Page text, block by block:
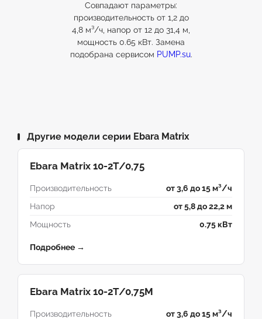
Совпадают параметры:
производительность от 1,2 до
4,8 м³/ч, напор от 12 до 31,4 м,
мощность 0.65 кВт. Замена
подобрана сервисом PUMP.su.
Другие модели серии Ebara Matrix
Ebara Matrix 10-2T/0,75
Производительность
от 3,6 до 15 м³/ч
Напор
от 5,8 до 22,2 м
Мощность
0.75 кВт
Подробнее →
Ebara Matrix 10-2T/0,75M
Производительность
от 3,6 до 15 м³/ч